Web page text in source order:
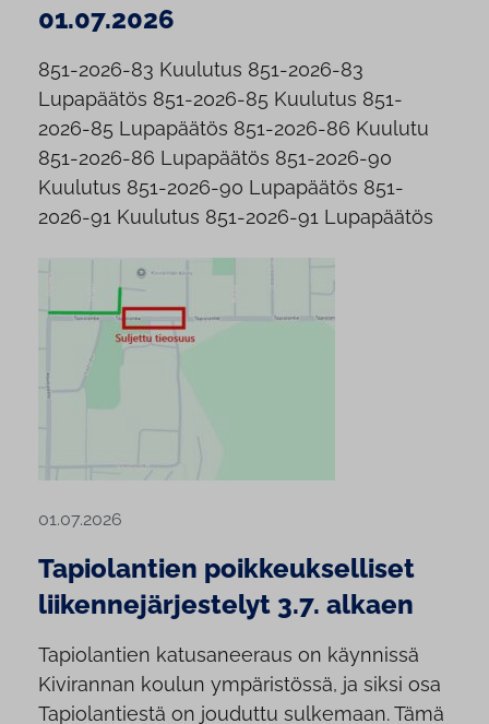
01.07.2026
851-2026-83 Kuulutus 851-2026-83
Lupapäätös 851-2026-85 Kuulutus 851-
2026-85 Lupapäätös 851-2026-86 Kuulutu
851-2026-86 Lupapäätös 851-2026-90
Kuulutus 851-2026-90 Lupapäätös 851-
2026-91 Kuulutus 851-2026-91 Lupapäätös
01.07.2026
Tapiolantien poikkeukselliset
liikennejärjestelyt 3.7. alkaen
Tapiolantien katusaneeraus on käynnissä
Kivirannan koulun ympäristössä, ja siksi osa
Tapiolantiestä on jouduttu sulkemaan. Tämä